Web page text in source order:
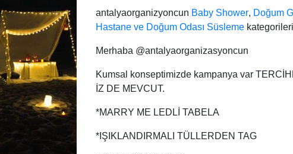
antalyaorganizyoncun Baby Shower, Doğum
Hastane ve Doğum Odası Süsleme
Merhaba @antalyaorganizasyoncun
Kumsal konseptimizde kampanya var
İZ DE MEVCUT.
*MARRY ME LEDLİ TABELA
*IŞIKLANDIRMALI TÜLLERDEN TAG